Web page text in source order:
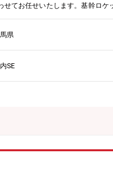
せてお任せいたします。基幹ロ
の基盤構築にも携わっていただ
エアロスペースとしての最適な
上の観点から高いセキュリティ
大と業務改革に対応するための
インフラ最適化の絵を描きなが
◆事業戦略やユーザー課題に沿っ
実務のDX化における基盤構築検
ITインフラの更新も控えており
固有の要件を考慮し活動をすす
県
SE